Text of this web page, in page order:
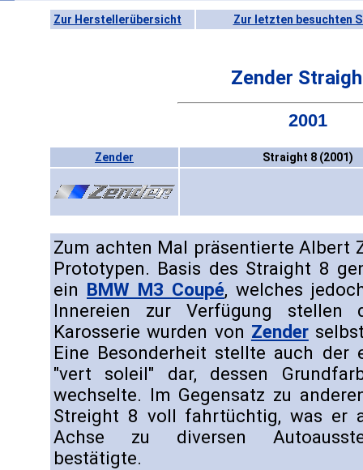
Zur Herstellerübersicht Zur letzten besuchten
Zender
2001
Zender Straight 8 (2001)
Zum achten Mal präsentierte Albert
Prototypen. Basis des Straight 8
ein BMW M3 Coupé, welches
Innereien zur Verfügung stellen
Karosserie wurden von Zender
Eine Besonderheit stellte auch der
"vert soleil" dar, dessen
wechselte. Im Gegensatz zu
Streight 8 voll fahrtüchtig, was er
Achse zu diversen
bestätigte.